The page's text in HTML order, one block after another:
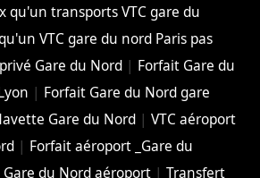
qu'un transports VTC gare du
VTC gare du nord Paris pas
Gare du Nord| Forfait Gare du
| Forfait Gare du Nord gare
Gare du Nord |VTC aéroport
| Forfait aéroport _Gare du
du Nord aéroport |Transfert